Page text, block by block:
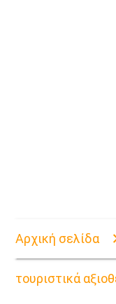
Αρχική σελίδα
τουριστικά